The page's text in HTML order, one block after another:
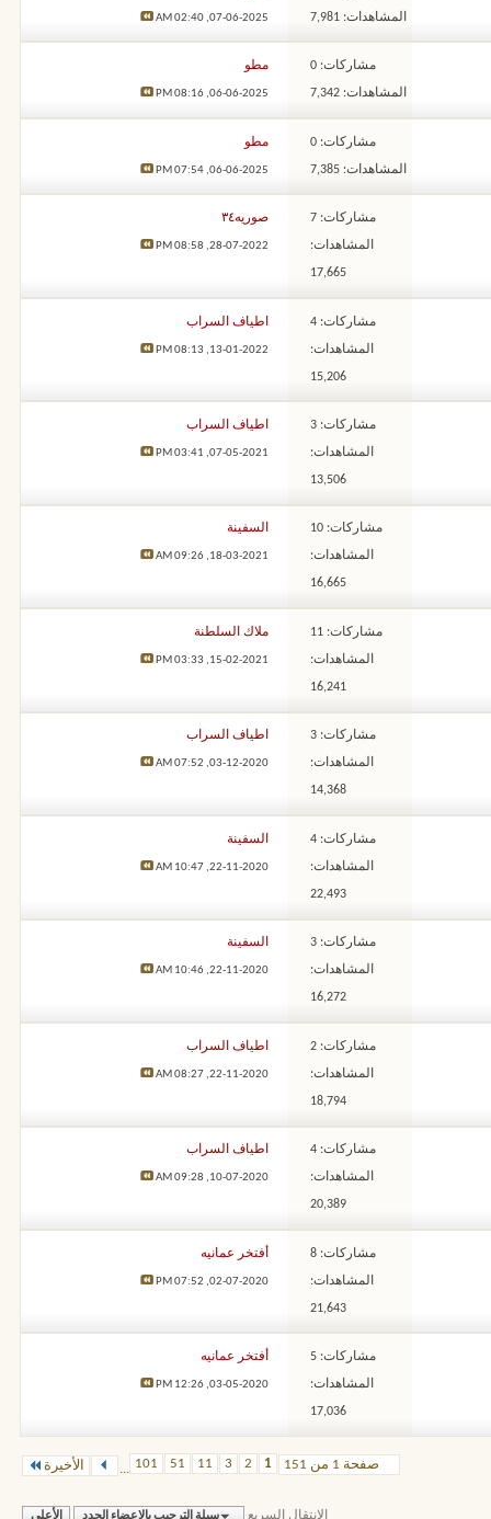
المشاهدات: 7,981 07-06-2025,
02:40 AM
مشاركات: 0
المشاهدات: 7,342
مطو
06-06-2025,
08:16 PM
مشاركات: 0
المشاهدات: 7,385
مطو
06-06-2025,
07:54 PM
مشاركات: 7
المشاهدات:
17,665
صوريه٣٤
28-07-2022,
08:58 PM
مشاركات: 4
المشاهدات:
15,206
اطياف السراب
13-01-2022,
08:13 PM
مشاركات: 3
المشاهدات:
13,506
اطياف السراب
07-05-2021,
03:41 PM
مشاركات: 10
المشاهدات:
16,665
السفينة
18-03-2021,
09:26 AM
مشاركات: 11
المشاهدات:
16,241
ملاك السلطنة
15-02-2021,
03:33 PM
مشاركات: 3
المشاهدات:
14,368
اطياف السراب
03-12-2020,
07:52 AM
مشاركات: 4
المشاهدات:
22,493
السفينة
22-11-2020,
10:47 AM
مشاركات: 3
المشاهدات:
16,272
السفينة
22-11-2020,
10:46 AM
مشاركات: 2
المشاهدات:
18,794
اطياف السراب
22-11-2020,
08:27 AM
مشاركات: 4
المشاهدات:
20,389
اطياف السراب
10-07-2020,
09:28 AM
مشاركات: 8
المشاهدات:
21,643
أفتخر عمانيه
02-07-2020,
07:52 PM
مشاركات: 5
المشاهدات:
17,036
أفتخر عمانيه
03-05-2020,
12:26 PM
صفحة 1 من 151 1
2
3
11
51
101
... الأخيرة
الإنتقال السريع سبلة الترحيب بالاعضاء الجدد الأعلى